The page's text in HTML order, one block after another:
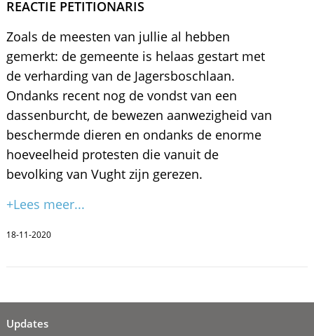
REACTIE PETITIONARIS
Zoals de meesten van jullie al hebben
gemerkt: de gemeente is helaas gestart met
de verharding van de Jagersboschlaan.
Ondanks recent nog de vondst van een
dassenburcht, de bewezen aanwezigheid van
beschermde dieren en ondanks de enorme
hoeveelheid protesten die vanuit de
bevolking van Vught zijn gerezen.
+Lees meer...
18-11-2020
Updates